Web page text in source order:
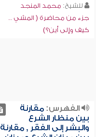
للشيخ: محمد المنجد
جزء من محاضرة ( المشي ..
كيف وإلى أين؟)
الفهرس:مقارنة
بين منظار الشرع
والبشر إلى الفقر , مقارنة